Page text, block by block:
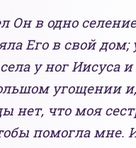
Он в одно
Его в свой дом;
у ног Иисуса
угощении
нет, что моя
помогла мне.